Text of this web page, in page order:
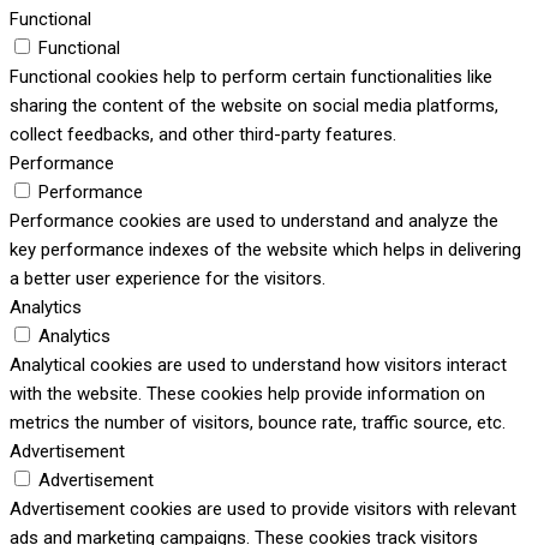
Functional
Functional
Functional cookies help to perform certain functionalities like
sharing the content of the website on social media platforms,
collect feedbacks, and other third-party features.
Performance
Performance
Performance cookies are used to understand and analyze the
key performance indexes of the website which helps in delivering
a better user experience for the visitors.
Analytics
Analytics
Analytical cookies are used to understand how visitors interact
with the website. These cookies help provide information on
metrics the number of visitors, bounce rate, traffic source, etc.
Advertisement
Advertisement
Advertisement cookies are used to provide visitors with relevant
ads and marketing campaigns. These cookies track visitors